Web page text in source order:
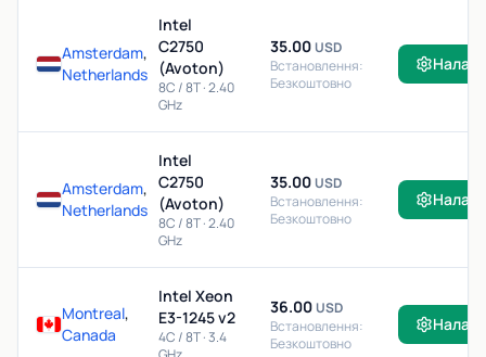
Amsterdam,
Netherlands
Intel
C2750
(Avoton)
8C / 8T · 2.40
GHz
35.00USD
Встановлення:
Безкоштовно
Amsterdam,
Netherlands
Intel
C2750
(Avoton)
8C / 8T · 2.40
GHz
35.00USD
Встановлення:
Безкоштовно
Montreal,
Canada
Intel Xeon
E3-1245 v2
4C / 8T · 3.4
36.00USD
Встановлення:
Безкоштовно